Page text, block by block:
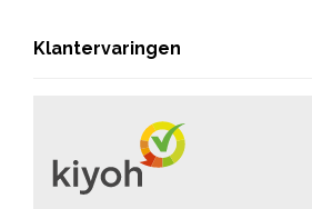
Klantervaringen